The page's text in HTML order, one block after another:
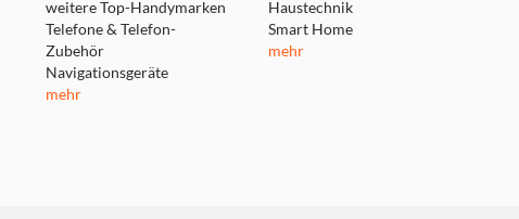
weitere Top-Handymarken
Telefone & Telefon-
Zubehör
Navigationsgeräte
mehr
Haustechnik
Smart Home
mehr